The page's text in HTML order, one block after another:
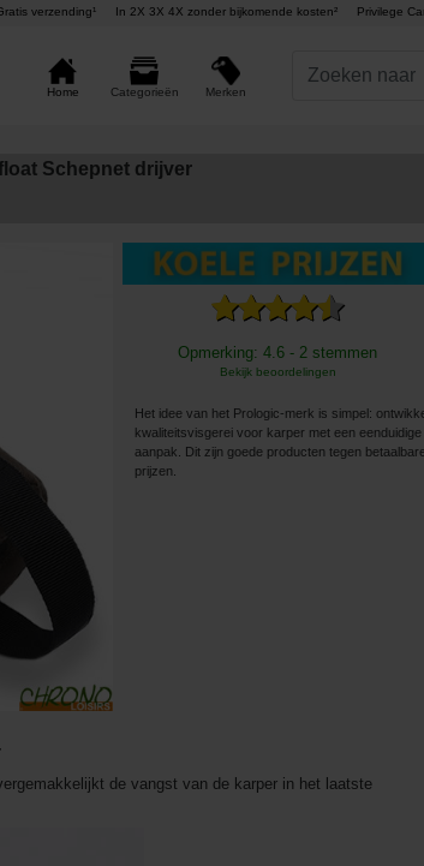
verzending¹ In 2X 3X 4X zonder bijkomende kosten² Privilege
Home Categorieën Merken
Schepnet drijver
Opmerking: 4.6 - 2 stemmen
Bekijk beoordelingen
Het idee van het Prologic-merk is simpel:
kwaliteitsvisgerei voor karper met een eenduidige
aanpak. Dit zijn goede producten tegen betaalbare
prijzen.
de vangst van de karper in het laatste